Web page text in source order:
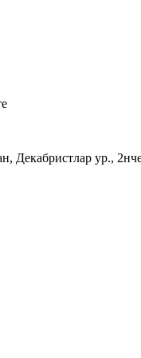
Декабристлар ур.,